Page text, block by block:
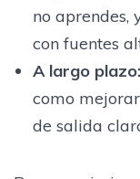
no aprendes,
con fuentes
A largo plazo:
como
de salida